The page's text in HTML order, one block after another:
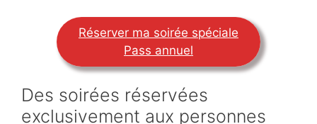
Réserver ma soirée spéciale
Pass annuel
Des soirées réservées
exclusivement aux personnes